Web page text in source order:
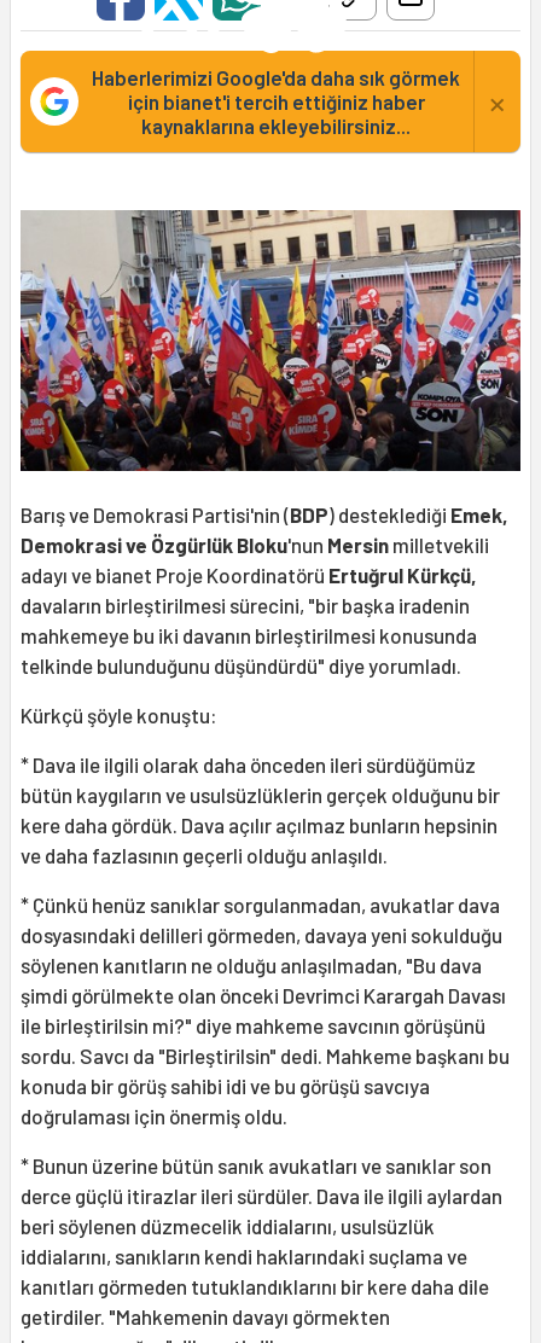
Haberlerimizi Google'da daha sık görmek
için bianet'i tercih ettiğiniz haber
kaynaklarına ekleyebilirsiniz...
×
Barış ve Demokrasi Partisi'nin (BDP) desteklediği Emek,
Demokrasi ve Özgürlük Bloku'nun Mersin milletvekili
adayı ve bianet Proje Koordinatörü Ertuğrul Kürkçü
davaların birleştirilmesi sürecini, "bir başka iradenin
mahkemeye bu iki davanın birleştirilmesi konusunda
telkinde bulunduğunu düşündürdü" diye yorumladı.
Kürkçü şöyle konuştu:
* Dava ile ilgili olarak daha önceden ileri sürdüğümüz
bütün kaygıların ve usulsüzlüklerin gerçek olduğunu bir
kere daha gördük. Dava açılır açılmaz bunların hepsinin
ve daha fazlasının geçerli olduğu anlaşıldı.
* Çünkü henüz sanıklar sorgulanmadan, avukatlar dava
dosyasındaki delilleri görmeden, davaya yeni sokulduğu
söylenen kanıtların ne olduğu anlaşılmadan, "Bu dava
şimdi görülmekte olan önceki Devrimci Karargah Davası
ile birleştirilsin mi?" diye mahkeme savcının görüşünü
sordu. Savcı da "Birleştirilsin" dedi. Mahkeme başkanı bu
konuda bir görüş sahibi idi ve bu görüşü savcıya
doğrulaması için önermiş oldu.
* Bunun üzerine bütün sanık avukatları ve sanıklar son
derce güçlü itirazlar ileri sürdüler. Dava ile ilgili aylardan
beri söylenen düzmecelik iddialarını, usulsüzlük
iddialarını, sanıkların kendi haklarındaki suçlama ve
kanıtları görmeden tutuklandıklarını bir kere daha dile
getirdiler. "Mahkemenin davayı görmekten